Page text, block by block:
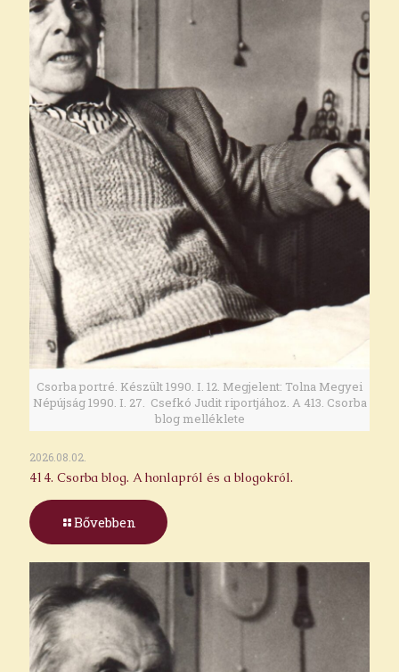
Csorba portré. Készült 1990. I. 12. Megjelent: Tolna Megyei
Népújság 1990. I. 27. Csefkó Judit riportjához. A 413. Csorba
blog melléklete
2026.08.02.
414. Csorba blog. A honlapról és a blogokról.
Bővebben